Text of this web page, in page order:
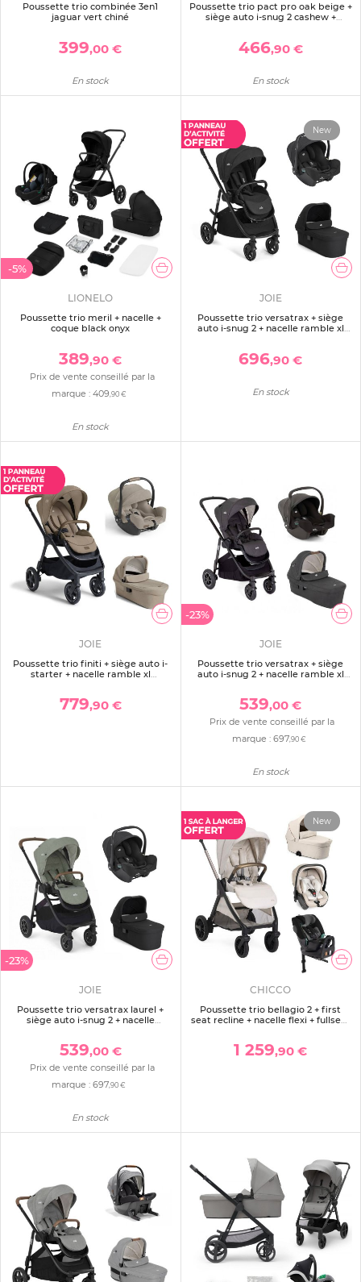
Poussette trio combinée 3en1
jaguar vert chiné
399,00 €
En stock
Poussette trio pact pro oak beige +
siège auto i-snug 2 cashew +
466,90 €
En stock
-5%
LIONELO
Poussette trio meril + nacelle +
coque black onyx
389,90 €
Prix de vente conseillé par la
marque : 409 ,90 €
En stock
New
JOIE
Poussette trio versatrax + siège
auto i-snug 2 + nacelle ramble xl
696,90 €
En stock
JOIE
Poussette trio finiti + siège auto i-
starter + nacelle ramble xl
779,90 €
-23%
JOIE
Poussette trio versatrax + siège
auto i-snug 2 + nacelle ramble xl
539,00 €
Prix de vente conseillé par la
marque : 697,90 €
En stock
-23%
JOIE
Poussette trio versatrax laurel +
siège auto i-snug 2 + nacelle
539,00 €
Prix de vente conseillé par la
marque :697,90 €
En stock
New
CHICCO
Poussette trio bellagio 2 + first
seat recline + nacelle flexi + fullseat
1 259,90 €